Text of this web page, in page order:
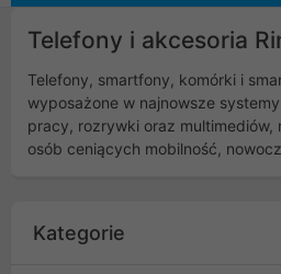
Telefony i akcesoria
Telefony, smartfony, komórki i
wyposażone w najnowsze
pracy, rozrywki oraz
osób ceniących mobilność,
Kategorie